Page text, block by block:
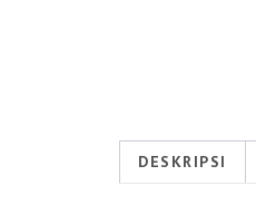
DESKRIPSI